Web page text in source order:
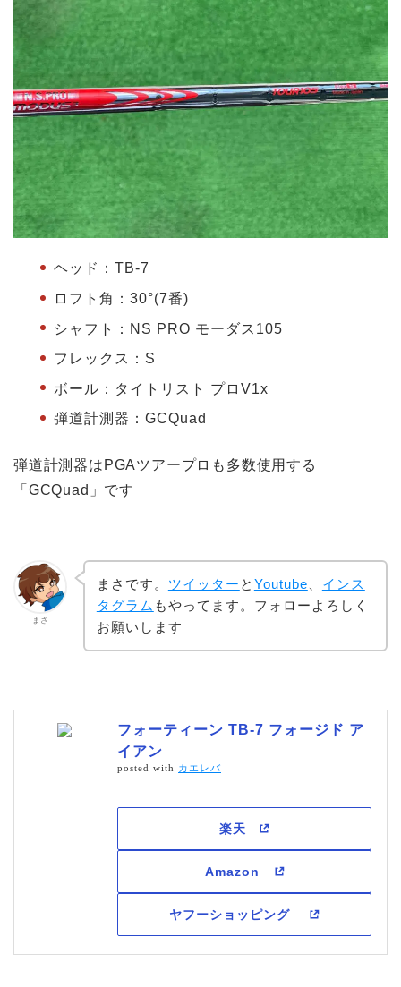
ヘッド：TB-7
ロフト角：30°(7番)
シャフト：NS PRO モーダス105
フレックス：S
ボール：タイトリスト プロV1x
弾道計測器：GCQuad
弾道計測器はPGAツアープロも多数使用する
「GCQuad」です
まさ
まさです。 ツイッター と Youtube
インス
タグラム もやってます。フォローよろしく
お願いします
フォーティーン TB-7 フォージド ア
イアン
posted with カエレバ